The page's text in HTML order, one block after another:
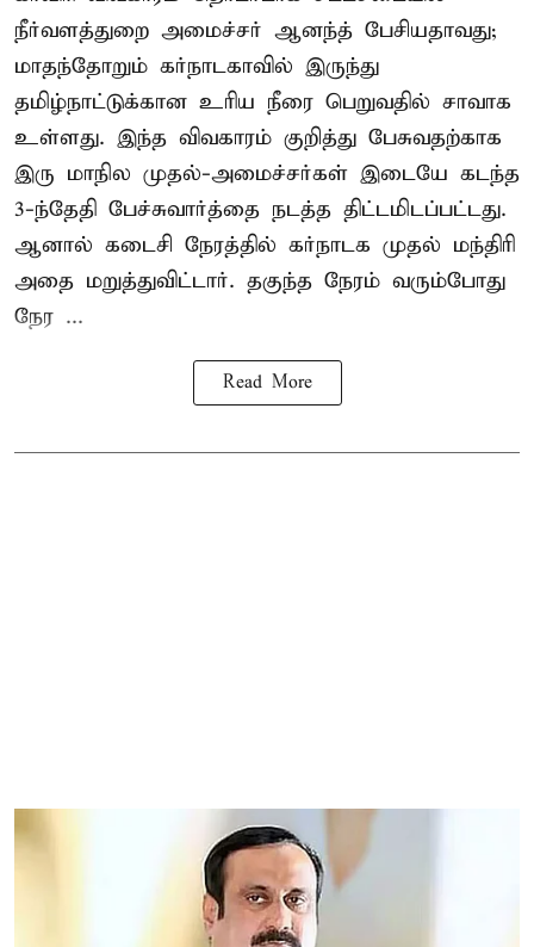
நீர்வளத்துறை அமைச்சர் ஆனந்த் பேசியதாவது;
மாதந்தோறும் கர்நாடகாவில் இருந்து
தமிழ்நாட்டுக்கான உரிய நீரை பெறுவதில் சாவாக
உள்ளது. இந்த விவகாரம் குறித்து பேசுவதற்காக
இரு மாநில முதல்-அமைச்சர்கள் இடையே கடந்த
3-ந்தேதி பேச்சுவார்த்தை நடத்த திட்டமிடப்பட்டது.
ஆனால் கடைசி நேரத்தில் கர்நாடக முதல் மந்திரி
அதை மறுத்துவிட்டார். தகுந்த நேரம் வரும்போது
நேர ...
Read More